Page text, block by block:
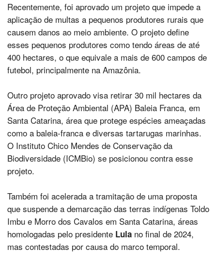
Recentemente, foi aprovado um projeto que impede a
aplicação de multas a pequenos produtores rurais que
causem danos ao meio ambiente. O projeto define
esses pequenos produtores como tendo áreas de até
400 hectares, o que equivale a mais de 600 campos de
futebol, principalmente na Amazônia.
Outro projeto aprovado visa retirar 30 mil hectares da
Área de Proteção Ambiental (APA) Baleia Franca, em
Santa Catarina, área que protege espécies ameaçadas
como a baleia-franca e diversas tartarugas marinhas.
O Instituto Chico Mendes de Conservação da
Biodiversidade (ICMBio) se posicionou contra esse
projeto.
Também foi acelerada a tramitação de uma proposta
que suspende a demarcação das terras indígenas Toldo
Imbu e Morro dos Cavalos em Santa Catarina, áreas
homologadas pelo presidente Lula no final de 2024,
mas contestadas por causa do marco temporal.